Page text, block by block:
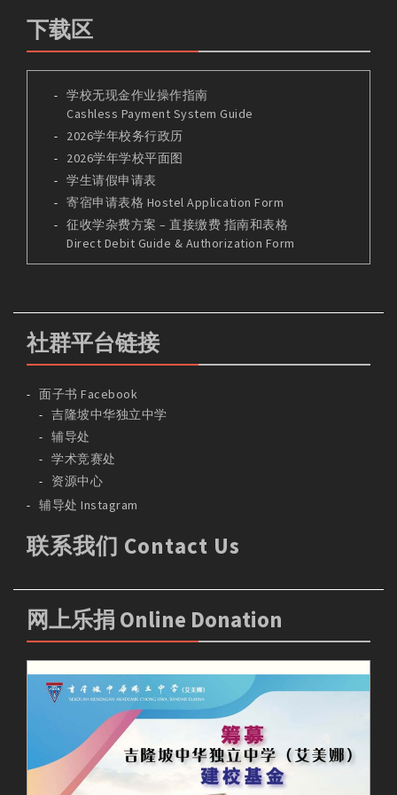
下载区
学校无现金作业操作指南
Cashless Payment System Guide
2026学年校务行政历
2026学年学校平面图
学生请假申请表
寄宿申请表格 Hostel Application Form
征收学杂费方案 – 直接缴费 指南和表格
Direct Debit Guide & Authorization Form
社群平台链接
面子书 Facebook
吉隆坡中华独立中学
辅导处
学术竞赛处
资源中心
辅导处 Instagram
联系我们 Contact Us
网上乐捐 Online Donation